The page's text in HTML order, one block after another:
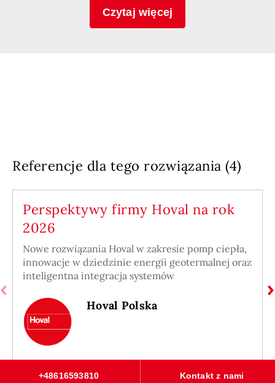
Czytaj więcej
Referencje dla tego rozwiązania (4)
Perspektywy firmy Hoval na rok
2026
Nowe rozwiązania Hoval w zakresie pomp ciepła,
innowacje w dziedzinie energii geotermalnej oraz
inteligentna integracja systemów
Hoval Polska
+48616593810 Kontakt z nami